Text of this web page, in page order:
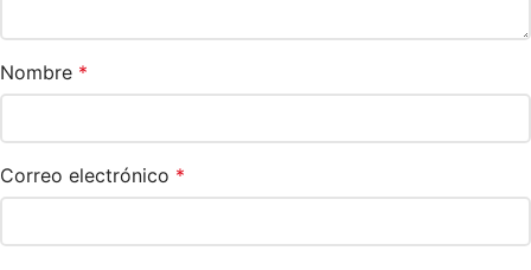
Nombre *
Correo electrónico *